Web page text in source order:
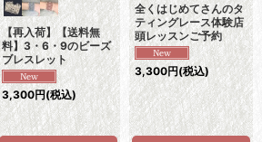
【再入荷】【送料無
料】3・6・9のビーズ
ブレスレット
3,300円(税込)
全くはじめてさんのタ
ティングレース体験店
頭レッスンご予約
3,300円(税込)